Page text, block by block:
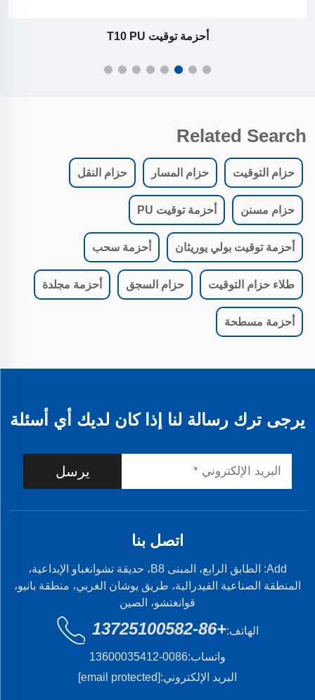
أحزمة توقيت T10 PU
Related Search
حزام التوقيت حزام المسار حزام النقل
حزام مسنن أحزمة توقيت PU
أحزمة توقيت بولي يوريثان أحزمة سحب
طلاء حزام التوقيت حزام السجق أحزمة مجلدة
أحزمة مسطحة
يرجى ترك رسالة لنا إذا كان لديك أي أسئلة
يرسل
اتصل بنا
Add: الطابق الرابع، المبنى B8، حديقة تشوانغباو الإبداعية،
المنطقة الصناعية الفيدرالية، طريق يوشان الغربي، منطقة بانيو،
قوانغتشو، الصين
الهاتف:+86-13725100582
واتساب:0086-13600035412
البريد الإلكتروني:[email protected]